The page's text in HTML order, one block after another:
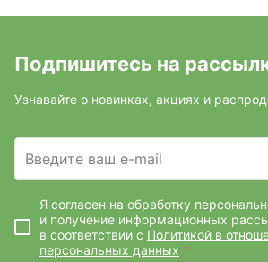
Подпишитесь на
Узнавайте о новинках, акциях и
Введите ваш e-mail
Я согласен на обработку
и получение информационных
в соответствии с Политикой в
персональных данных *